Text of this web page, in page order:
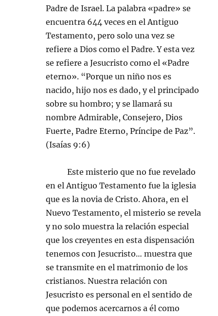
Padre de Israel. La palabra «padre» se
encuentra 644 veces en el Antiguo
Testamento, pero solo una vez se
refiere a Dios como el Padre. Y esta vez
se refiere a Jesucristo como el «Padre
eterno». “Porque un niño nos es
nacido, hijo nos es dado, y el principado
sobre su hombro; y se llamará su
nombre Admirable, Consejero, Dios
Fuerte, Padre Eterno, Príncipe de Paz”.
(Isaías 9:6)
Este misterio que no fue revelado
en el Antiguo Testamento fue la iglesia
que es la novia de Cristo. Ahora, en el
Nuevo Testamento, el misterio se revela
y no solo muestra la relación especial
que los creyentes en esta dispensación
tenemos con Jesucristo… muestra que
se transmite en el matrimonio de los
cristianos. Nuestra relación con
Jesucristo es personal en el sentido de
que podemos acercarnos a él como